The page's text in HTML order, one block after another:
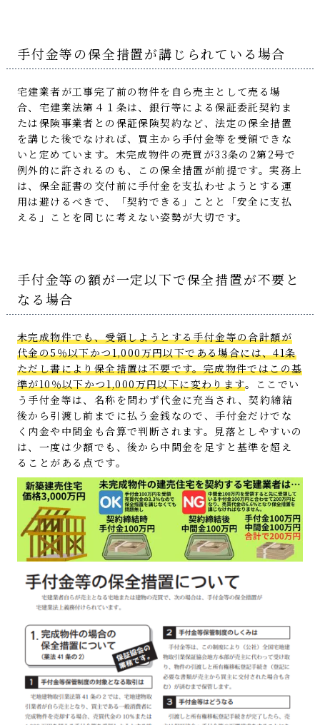
手付金等の保全措置が講じられている場合
宅建業者が工事完了前の物件を自ら売主として売る場
合、宅建業法第４１条は、銀行等による保証委託契約ま
たは保険事業者との保証保険契約など、法定の保全措置
を講じた後でなければ、買主から手付金等を受領できな
いと定めています。未完成物件の売買が33条の2第2号で
例外的に許されるのも、この保全措置が前提です。実務上
は、保全証書の交付前に手付金を支払わせようとする運
用は避けるべきで、「契約できる」ことと「安全に支払
える」ことを同じに考えない姿勢が大切です。
手付金等の額が一定以下で保全措置が不要と
なる場合
未完成物件でも、受領しようとする手付金等の合計額が
代金の5％以下かつ1,000万円以下である場合には、41条
ただし書により保全措置は不要です。完成物件ではこの基
準が10％以下かつ1,000万円以下に変わります。ここでい
う手付金等は、名称を問わず代金に充当され、契約締結
後から引渡し前までに払う金銭なので、手付金だけでな
く内金や中間金も合算で判断されます。見落としやすいの
は、一度は少額でも、後から中間金を足すと基準を超え
ることがある点です。